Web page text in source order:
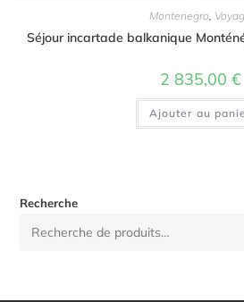
Montenegro
Séjour incartade balkanique
2 835,00 €
Ajouter au
Recherche